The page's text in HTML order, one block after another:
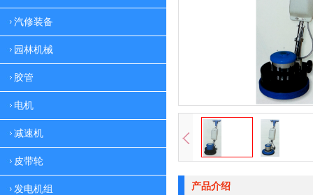
汽修装备
园林机械
胶管
电机
减速机
皮带轮
发电机组 产品介绍